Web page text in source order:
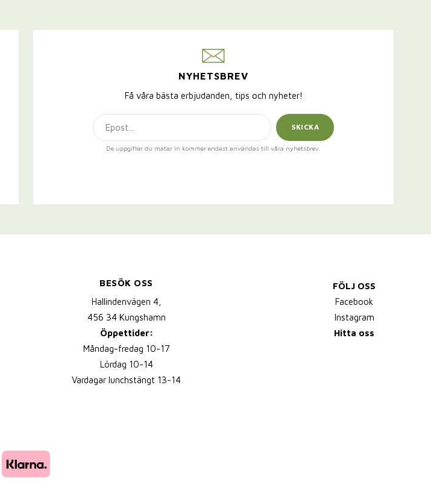
NYHETSBREV
Få våra bästa erbjudanden, tips och nyheter!
SKICKA
De uppgifter du matar in kommer endast användas till våra nyhetsbrev.
BESÖK OSS
Hallindenvägen 4,
456 34 Kungshamn
Öppettider:
Måndag-fredag 10-17
Lördag 10-14
Vardagar lunchstängt 13-14
FÖLJ OSS
Facebook
Instagram
Hitta oss